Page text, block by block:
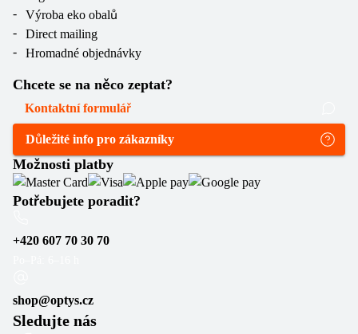
Výroba eko obalů
Direct mailing
Hromadné objednávky
Chcete se na něco zeptat?
Kontaktní formulář
Důležité info pro zákazníky
Možnosti platby
Potřebujete poradit?
+420 607 70 30 70
shop@optys.cz
Sledujte nás